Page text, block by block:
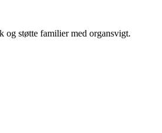
og støtte familier med organsvigt.